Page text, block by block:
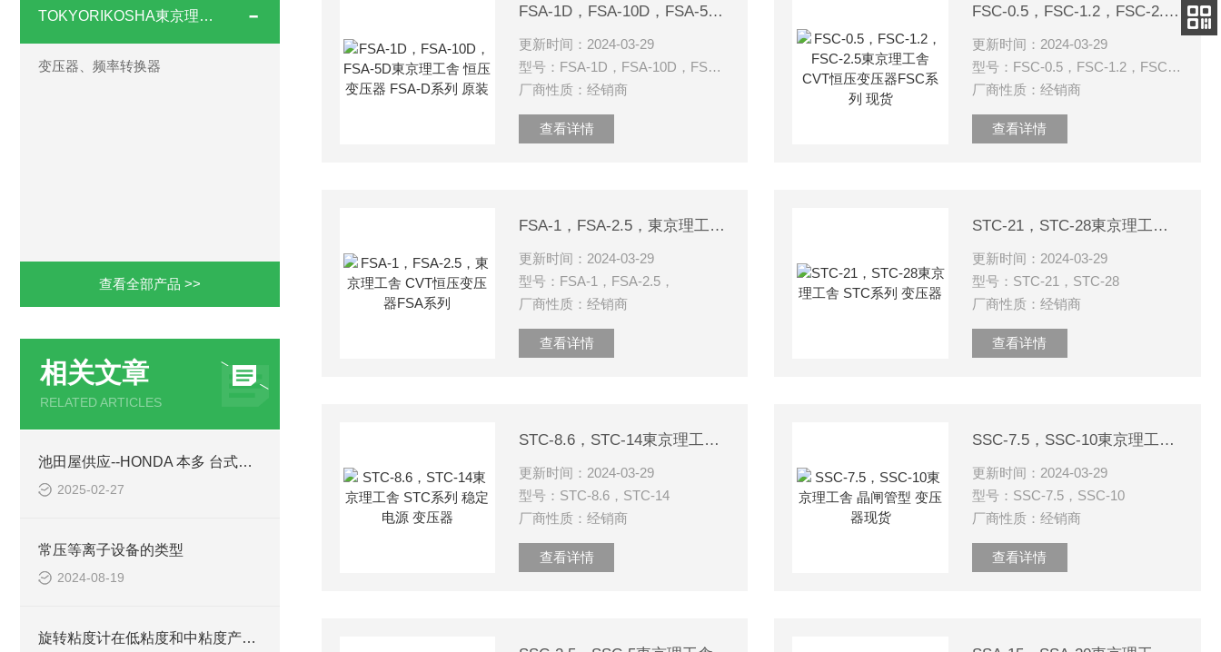
TOKYORIKOSHA東京理工舎
变压器、频率转换器
查看全部产品 >>
相关文章
RELATED ARTICLES
池田屋供应--HONDA 本多 台式超声清洗机工作原理
2025-02-27
常压等离子设备的类型
2024-08-19
旋转粘度计在低粘度和中粘度产品的测量
FSA-1D，FSA-10D，FSA-5D東京理工舎 恒压变压器 FSA-D系列 原装
更新时间：2024-03-29
型号：FSA-1D，FSA-10D，FSA-5D
厂商性质：经销商
查看详情
FSC-0.5，FSC-1.2，FSC-2.5東京理工舎 CVT恒压变压器FSC系列 现货
更新时间：2024-03-29
型号：FSC-0.5，FSC-1.2，FSC-2.5
厂商性质：经销商
查看详情
FSA-1，FSA-2.5，東京理工舎 CVT恒压变压器FSA系列
更新时间：2024-03-29
型号：FSA-1，FSA-2.5，
厂商性质：经销商
查看详情
STC-21，STC-28東京理工舎 STC系列 变压器
更新时间：2024-03-29
型号：STC-21，STC-28
厂商性质：经销商
查看详情
STC-8.6，STC-14東京理工舎 STC系列 稳定电源 变压器
更新时间：2024-03-29
型号：STC-8.6，STC-14
厂商性质：经销商
查看详情
SSC-7.5，SSC-10東京理工舎 晶闸管型 变压器现货
更新时间：2024-03-29
型号：SSC-7.5，SSC-10
厂商性质：经销商
查看详情
客服
电话